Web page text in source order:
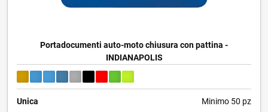
Portadocumenti auto-moto chiusura con pattina -
INDIANAPOLIS
Unica Minimo 50 pz